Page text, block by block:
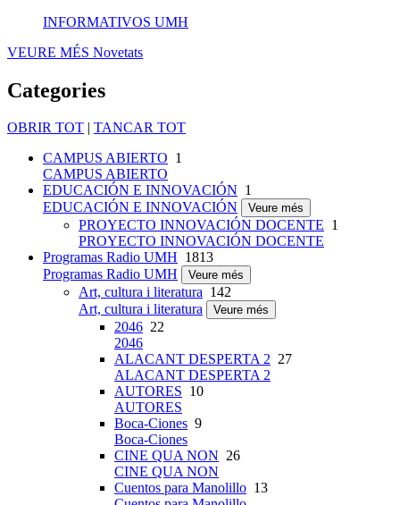
INFORMATIVOS UMH
VEURE MÉS Novetats
Categories
OBRIR TOT | TANCAR TOT
CAMPUS ABIERTO 1
CAMPUS ABIERTO
EDUCACIÓN E INNOVACIÓN 1
EDUCACIÓN E INNOVACIÓN
Veure més
PROYECTO INNOVACIÓN DOCENTE 1
PROYECTO INNOVACIÓN DOCENTE
Programas Radio UMH 1813
Programas Radio UMH
Veure més
Art, cultura i literatura 142
Art, cultura i literatura
Veure més
2046 22
2046
ALACANT DESPERTA 2 27
ALACANT DESPERTA 2
AUTORES 10
AUTORES
Boca-Ciones 9
Boca-Ciones
CINE QUA NON 26
CINE QUA NON
Cuentos para Manolillo 13